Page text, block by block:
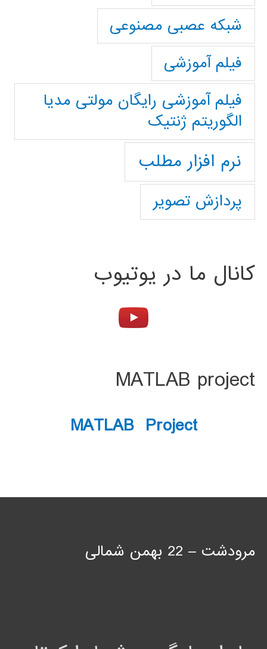
شبکه عصبی مصنوعی
فیلم آموزشی
فیلم آموزشی رایگان مولتی مدیا
الگوریتم ژنتیک
نرم افزار مطلب
پردازش تصویر
کانال ما در یوتیوب
MATLAB project
MATLAB Project
مرودشت – 22 بهمن شمالی